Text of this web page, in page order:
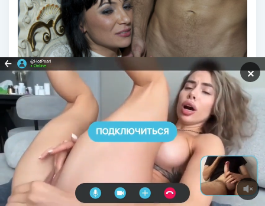
Порнозвезда Наташа Королева
✕